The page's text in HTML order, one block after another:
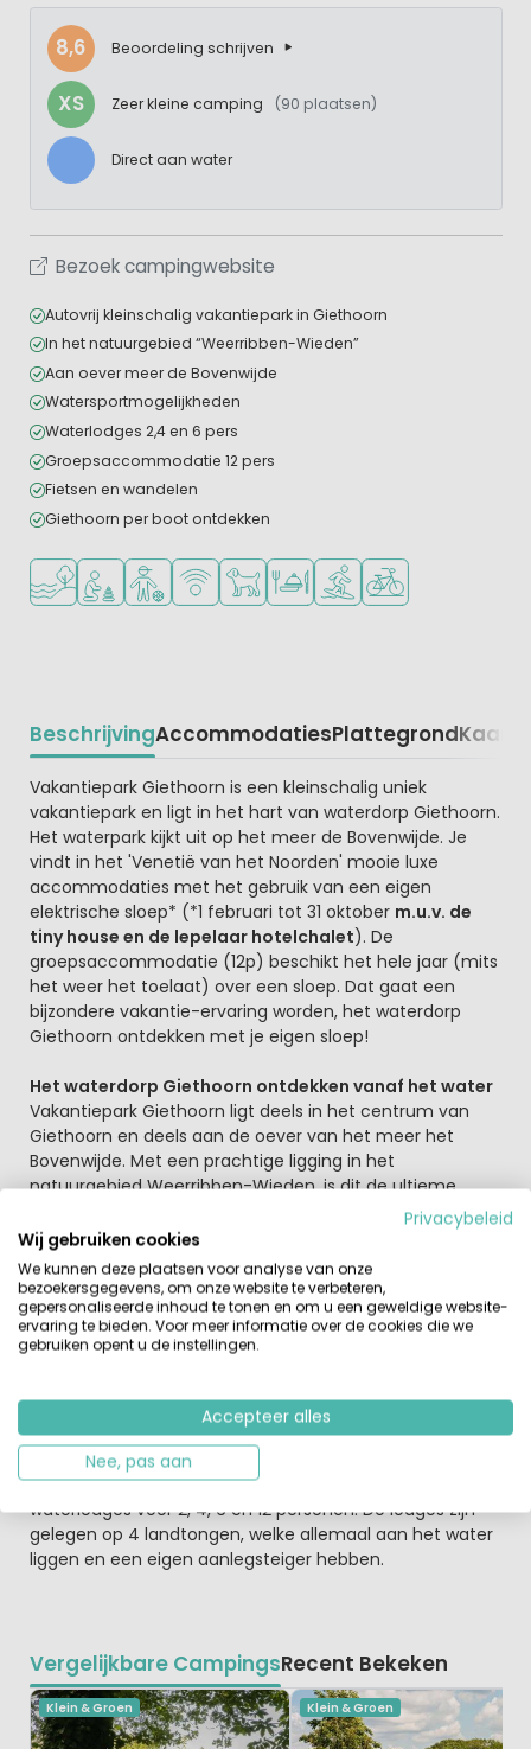
8,6 Beoordeling schrijven
XS Zeer kleine camping (90 plaatsen)
Direct aan water
Bezoek campingwebsite
Autovrij kleinschalig vakantiepark in Giethoorn
In het natuurgebied “Weerribben-Wieden”
Aan oever meer de Bovenwijde
Watersportmogelijkheden
Waterlodges 2,4 en 6 pers
Groepsaccommodatie 12 pers
Fietsen en wandelen
Giethoorn per boot ontdekken
Ligt bij het water
Aanbevolen voor jonge kinderen
Aanbevolen voor tieners
WiFi beschikbaar
Huisdieren toegestaan
Restaurant of pizzeria
Watersportfaciliteiten
Fietsverhuur
BeschrijvingAccommodatiesPlattegrondKaart
Beschrijving
Vakantiepark Giethoorn is een kleinschalig uniek
vakantiepark en ligt in het hart van waterdorp Giethoorn.
Het waterpark kijkt uit op het meer de Bovenwijde. Je
vindt in het 'Venetië van het Noorden' mooie luxe
accommodaties met het gebruik van een eigen
elektrische sloep* (*1 februari tot 31 oktober m.u.v. de
tiny house en de lepelaar hotelchalet). De
groepsaccommodatie (12p) beschikt het hele jaar (mits
het weer het toelaat) over een sloep. Dat gaat een
bijzondere vakantie-ervaring worden, het waterdorp
Giethoorn ontdekken met je eigen sloep!
Het waterdorp Giethoorn ontdekken vanaf het water
Vakantiepark Giethoorn ligt deels in het centrum van
Giethoorn en deels aan de oever van het meer het
Bovenwijde. Met een prachtige ligging in het
natuurgebied Weerribben-Wieden, is dit de ultieme
bestemming voor watersportliefhebber. Het welbekende
Giethoorn is het watersport- en recreatiecentrum bij
uitstek. Je kunt er diverse activiteiten ondernemen.
Maak een ontspannen rondvaart of huur een
fluisterboot en geniet van de pracht van het Venetië
van de Lage Landen. Sportievelingen, zeilen, surfen en
natuurlijk biedt Giethoorn ook voor een lekker hapje en
drankje een zee aan mogelijkheden. Vakantiepark
Giethoorn is bereikbaar via een steile houten loopbrug
over het water. Dit unieke park bestaat uit sfeervolle
waterlodges voor 2, 4, 6 en 12 personen. De lodges zijn
gelegen op 4 landtongen, welke allemaal aan het water
liggen en een eigen aanlegsteiger hebben.
Vergelijkbare CampingsRecent Bekeken
Klein & Groen Klein & Groen
Privacybeleid
Wij gebruiken cookies
We kunnen deze plaatsen voor analyse van onze
bezoekersgegevens, om onze website te verbeteren,
gepersonaliseerde inhoud te tonen en om u een geweldige website-
ervaring te bieden. Voor meer informatie over de cookies die we
gebruiken opent u de instellingen.
Accepteer alles
Nee, pas aan